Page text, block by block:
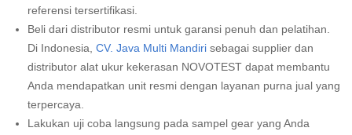
referensi tersertifikasi.
Beli dari distributor resmi untuk garansi penuh dan pelatihan.
Di Indonesia, CV. Java Multi Mandiri sebagai supplier dan
distributor alat ukur kekerasan NOVOTEST dapat membantu
Anda mendapatkan unit resmi dengan layanan purna jual yang
terpercaya.
Lakukan uji coba langsung pada sampel gear yang Anda